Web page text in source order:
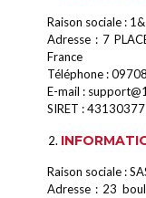
Raison sociale :
Adresse : 7
France
Téléphone :
E-mail :
SIRET :
Raison sociale :
Adresse : 23